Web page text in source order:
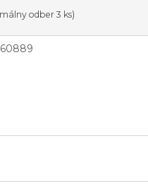
odber 3 ks)